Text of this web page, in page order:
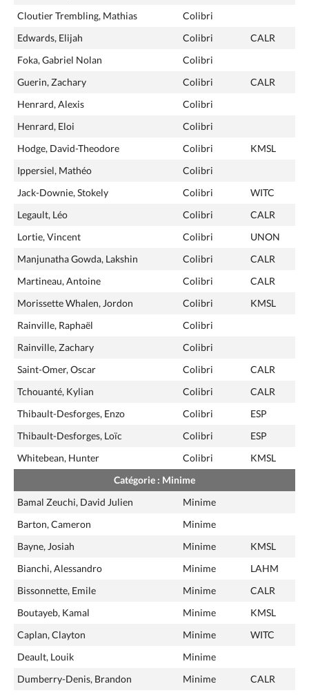
Cloutier Trembling, Mathias
Colibri
Edwards, Elijah
Colibri
CALR
Foka, Gabriel Nolan
Colibri
Guerin, Zachary
Colibri
CALR
Henrard, Alexis
Colibri
Henrard, Eloi
Colibri
Hodge, David-Theodore
Colibri
KMSL
Ippersiel, Mathéo
Colibri
Jack-Downie, Stokely
Colibri
WITC
Legault, Léo
Colibri
CALR
Lortie, Vincent
Colibri
UNON
Manjunatha Gowda, Lakshin
Colibri
CALR
Martineau, Antoine
Colibri
CALR
Morissette Whalen, Jordon
Colibri
KMSL
Rainville, Raphaël
Colibri
Rainville, Zachary
Colibri
Saint-Omer, Oscar
Colibri
CALR
Tchouanté, Kylian
Colibri
CALR
Thibault-Desforges, Enzo
Colibri
ESP
Thibault-Desforges, Loïc
Colibri
ESP
Whitebean, Hunter
Colibri
KMSL
Catégorie : Minime
Bamal Zeuchi, David Julien
Minime
Barton, Cameron
Minime
Bayne, Josiah
Minime
KMSL
Bianchi, Alessandro
Minime
LAHM
Bissonnette, Emile
Minime
CALR
Boutayeb, Kamal
Minime
KMSL
Caplan, Clayton
Minime
WITC
Deault, Louik
Minime
Dumberry-Denis, Brandon
Minime CALR